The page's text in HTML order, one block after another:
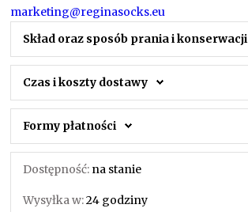
marketing@reginasocks.eu
Skład oraz sposób prania i konserwacji
Czas i koszty dostawy
Formy płatności
Dostępność: na stanie
Wysyłka w:24 godziny